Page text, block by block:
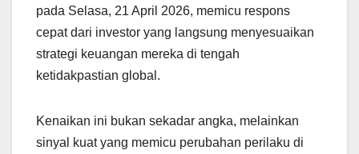
pada Selasa, 21 April 2026, memicu respons
cepat dari investor yang langsung menyesuaikan
strategi keuangan mereka di tengah
ketidakpastian global.
Kenaikan ini bukan sekadar angka, melainkan
sinyal kuat yang memicu perubahan perilaku di